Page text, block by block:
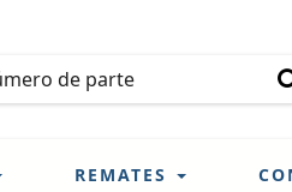
REMATES